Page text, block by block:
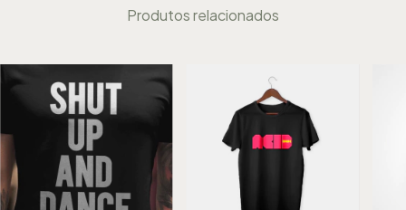
Produtos relacionados